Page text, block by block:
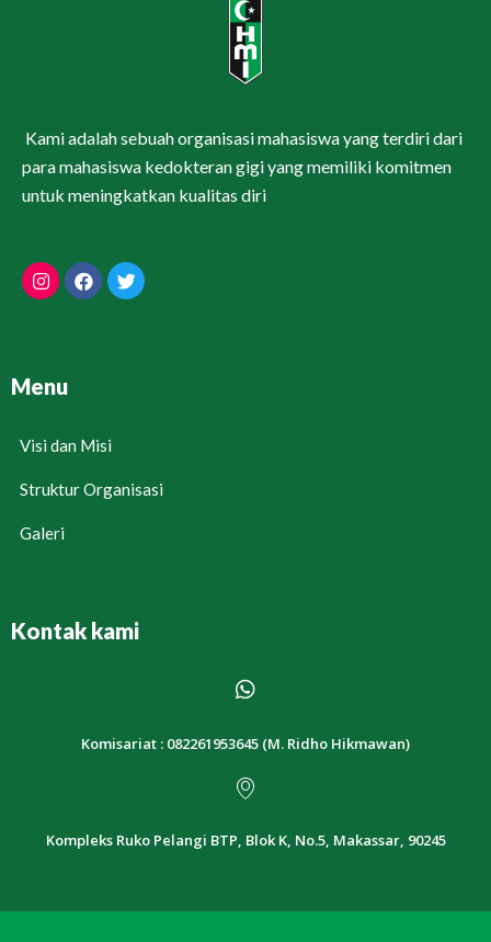
Kami adalah sebuah organisasi mahasiswa yang terdiri dari
para mahasiswa kedokteran gigi yang memiliki komitmen
untuk meningkatkan kualitas diri
Menu
Visi dan Misi
Struktur Organisasi
Galeri
Kontak kami
Komisariat : 082261953645 (M. Ridho Hikmawan)
Kompleks Ruko Pelangi BTP, Blok K, No.5, Makassar, 90245